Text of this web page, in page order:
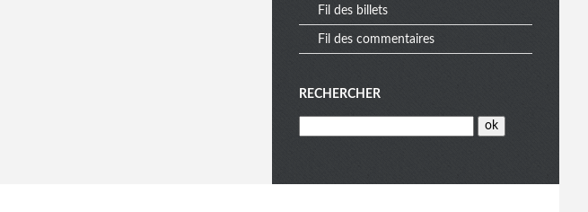
Fil des billets
Fil des commentaires
RECHERCHER